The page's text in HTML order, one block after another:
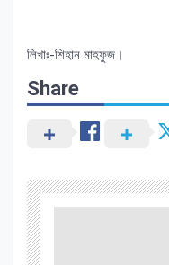
লিখাঃ-শিহান মাহফুজ।
Share